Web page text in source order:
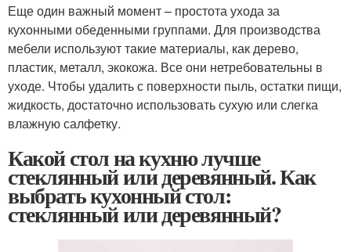
Еще один важный момент – простота ухода за
кухонными обеденными группами. Для производства
мебели используют такие материалы, как дерево,
пластик, металл, экокожа. Все они нетребовательны в
уходе. Чтобы удалить с поверхности пыль, остатки пищи,
жидкость, достаточно использовать сухую или слегка
влажную салфетку.
Какой стол на кухню лучше
стеклянный или деревянный. Как
выбрать кухонный стол:
стеклянный или деревянный?